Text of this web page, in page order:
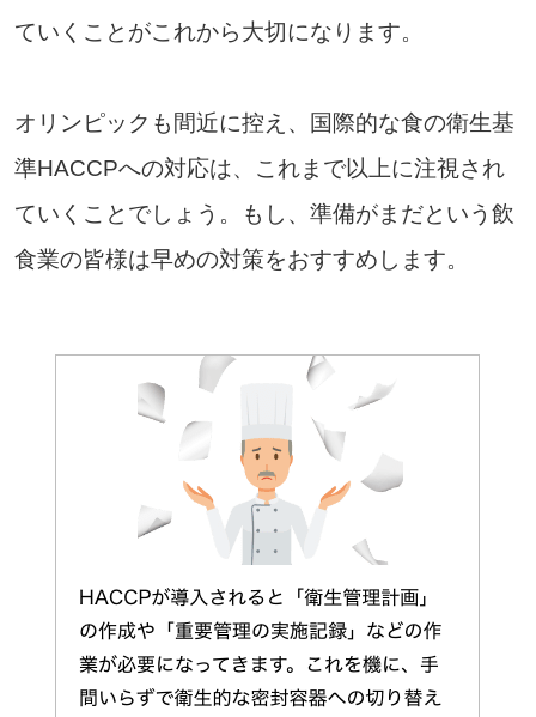
ていくことがこれから大切になります。
オリンピックも間近に控え、国際的な食の衛生基
準HACCPへの対応は、これまで以上に注視され
ていくことでしょう。もし、準備がまだという飲
食業の皆様は早めの対策をおすすめします。